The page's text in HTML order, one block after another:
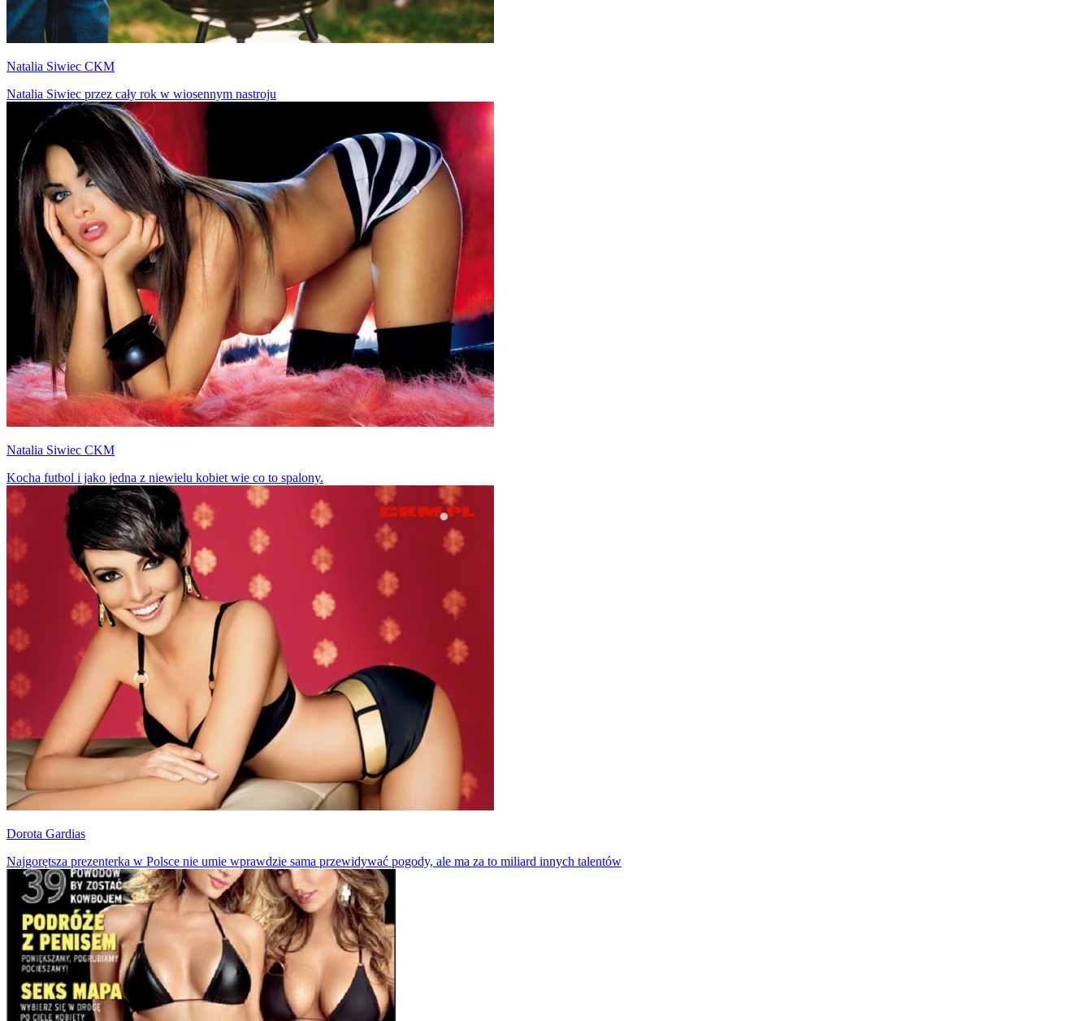
Natalia Siwiec CKM
Natalia Siwiec przez cały rok w wiosennym nastroju
Natalia Siwiec CKM
Kocha futbol i jako jedna z niewielu kobiet wie co to spalony.
Dorota Gardias
Najgorętsza prezenterka w Polsce nie umie wprawdzie sama przewidywać pogody, ale ma za to miliard innych talentów